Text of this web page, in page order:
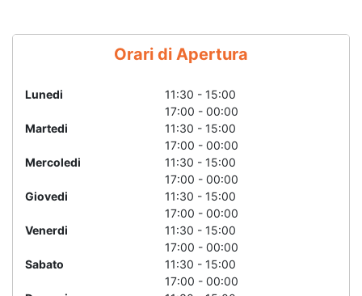
Orari di Apertura
Lunedi
11:30 - 15:00
17:00 - 00:00
Martedi
11:30 - 15:00
17:00 - 00:00
Mercoledi
11:30 - 15:00
17:00 - 00:00
Giovedi
11:30 - 15:00
17:00 - 00:00
Venerdi
11:30 - 15:00
17:00 - 00:00
Sabato
11:30 - 15:00
17:00 - 00:00